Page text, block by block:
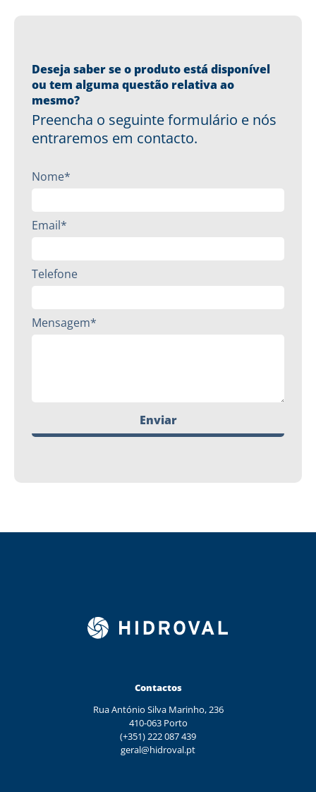
Deseja saber se o produto está disponível
ou tem alguma questão relativa ao
mesmo?
Preencha o seguinte formulário e nós
entraremos em contacto.
Nome*
Email*
Telefone
Mensagem*
Enviar
Contactos
Rua António Silva Marinho, 236
410-063 Porto
(+351) 222 087 439
geral@hidroval.pt